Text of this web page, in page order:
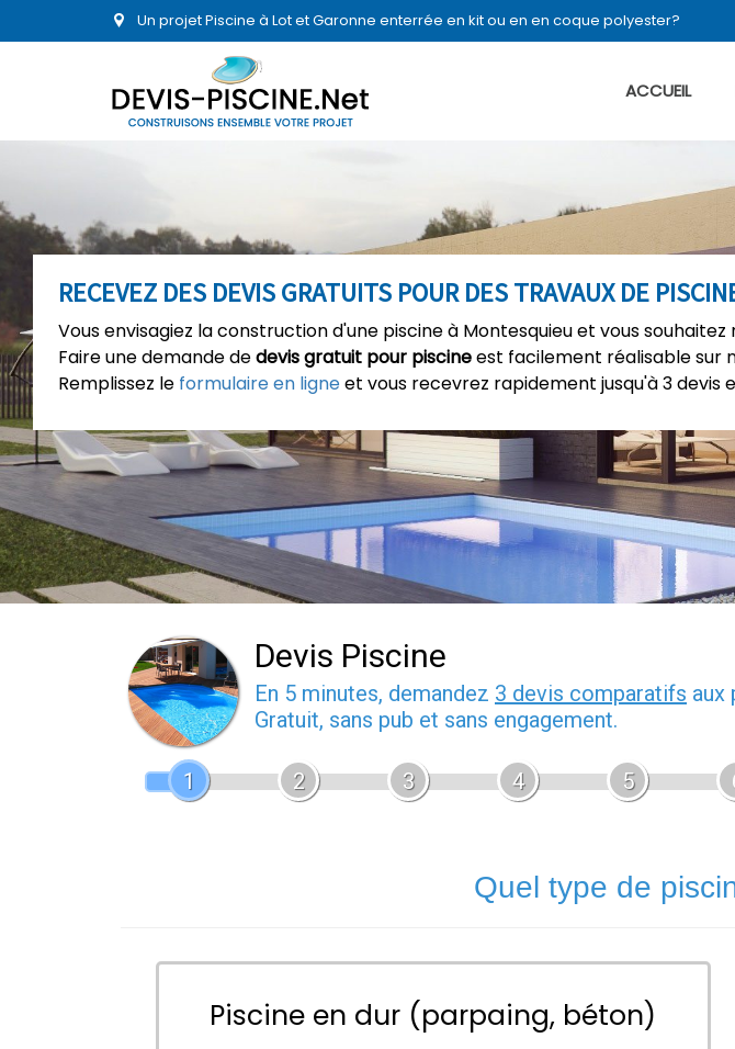
Un projet Piscine à Lot et Garonne enterrée en kit ou en en coque polyester?
ACCUEIL
RECEVEZ DES DEVIS GRATUITS POUR DES TRAVAUX DE
Vous envisagiez la construction d'une piscine à Montesquieu et vous souhaitez
Faire une demande dedevis gratuit pour piscineest facilement réalisable sur
Remplissez le formulaire en ligneet vous recevrez rapidement jusqu'à 3 devis
Devis Piscine
En 5 minutes, demandez 3 devis comparatifs aux
Gratuit, sans pub et sans engagement.
1 2 3 4 5
Quel type de
Piscine en dur (parpaing, béton)